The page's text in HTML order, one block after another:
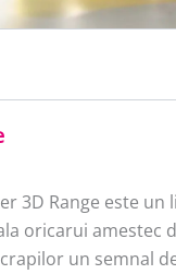
3D Range este
oricarui amestec
un semnal